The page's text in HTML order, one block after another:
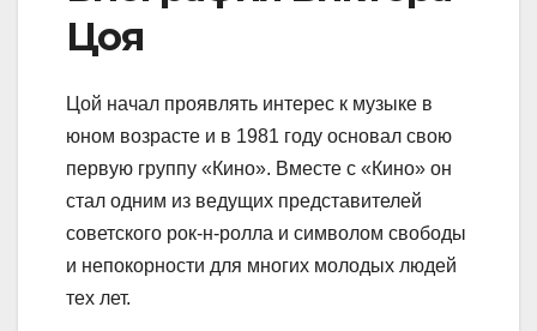
Цоя
Цой начал проявлять интерес к музыке в
юном возрасте и в 1981 году основал свою
первую группу «Кино». Вместе с «Кино» он
стал одним из ведущих представителей
советского рок-н-ролла и символом свободы
и непокорности для многих молодых людей
тех лет.